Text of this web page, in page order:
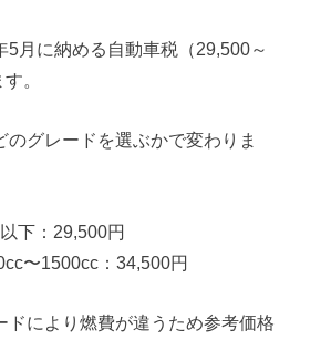
5月に納める自動車税（29,500～
。
のグレードを選ぶかで変わりま
下：29,500円
〜1500cc：34,500円
ドにより燃費が違うため参考価格